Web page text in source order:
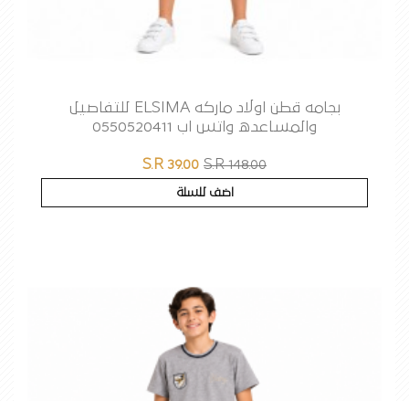
بجامه قطن اولاد ماركه ELSIMA للتفاصيل
والمساعده واتس اب 0550520411
S.R 39.00 S.R 148.00
اضف للسلة